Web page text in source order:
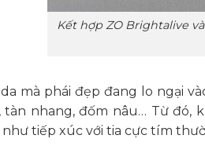
Kết hợp ZO Brightalive
mà phái đẹp đang lo ngại
tàn nhang, đốm nâu… Từ
tiếp xúc với tia cực tím